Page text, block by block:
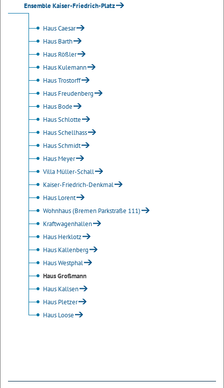
Ensemble Kaiser-Friedrich-Platz
Haus Caesar
Haus Barth
Haus Rößler
Haus Kulemann
Haus Trostorff
Haus Freudenberg
Haus Bode
Haus Schlotte
Haus Schellhass
Haus Schmidt
Haus Meyer
Villa Müller-Schall
Kaiser-Friedrich-Denkmal
Haus Lorent
Wohnhaus (Bremen Parkstraße 111)
Kraftwagenhallen
Haus Herklotz
Haus Kallenberg
Haus Westphal
Haus Großmann
Haus Kallsen
Haus Pletzer
Haus Loose